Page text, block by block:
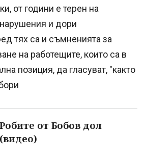
от години е терен на
и дори
тях са и съмненията за
на работещите, които са в
позиция, да гласуват, "както
Робите от Бобов дол
(видео)